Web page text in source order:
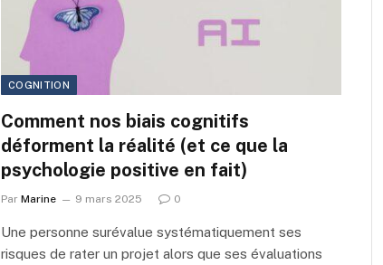
COGNITION
Comment nos biais cognitifs
déforment la réalité (et ce que la
psychologie positive en fait)
Par Marine 9 mars 2025 0
Une personne surévalue systématiquement ses
risques de rater un projet alors que ses évaluations